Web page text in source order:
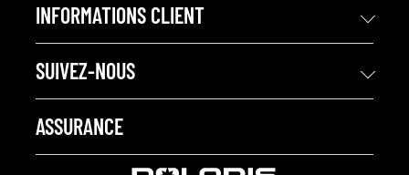
INFORMATIONS CLIENT
SUIVEZ-NOUS
ASSURANCE